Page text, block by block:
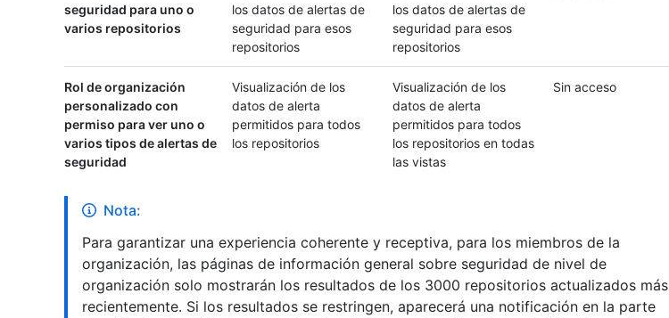
seguridad para uno o
varios repositorios
los datos de alertas de
seguridad para esos
repositorios
los datos de alertas de
seguridad para esos
repositorios
Rol de organización
personalizado con
permiso para ver uno o
varios tipos de alertas de
seguridad
Visualización de los
datos de alerta
permitidos para todos
los repositorios
Visualización de los
datos de alerta
permitidos para todos
los repositorios en todas
las vistas
Sin acceso
Nota:
Para garantizar una experiencia coherente y receptiva, para los miembros de la
organización, las páginas de información general sobre seguridad de nivel de
organización solo mostrarán los resultados de los 3000 repositorios actualizados más
recientemente. Si los resultados se restringen, aparecerá una notificación en la parte